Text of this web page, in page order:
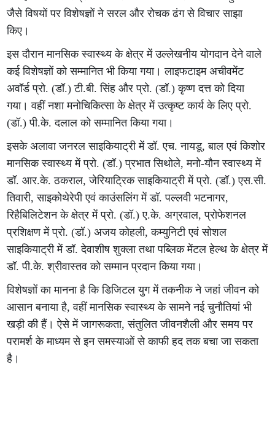
जैसे विषयों पर विशेषज्ञों ने सरल और रोचक ढंग से विचार साझा
किए।
इस दौरान मानसिक स्वास्थ्य के क्षेत्र में उल्लेखनीय योगदान देने वाले
कई विशेषज्ञों को सम्मानित भी किया गया। लाइफटाइम अचीवमेंट
अवॉर्ड प्रो. (डॉ.) टी.बी. सिंह और प्रो. (डॉ.) कृष्ण दत्त को दिया
गया। वहीं नशा मनोचिकित्सा के क्षेत्र में उत्कृष्ट कार्य के लिए प्रो.
(डॉ.) पी.के. दलाल को सम्मानित किया गया।
इसके अलावा जनरल साइकियाट्री में डॉ. एच. नायडू, बाल एवं किशोर
मानसिक स्वास्थ्य में प्रो. (डॉ.) प्रभात सिथोले, मनो-यौन स्वास्थ्य में
डॉ. आर.के. ठकराल, जेरियाट्रिक साइकियाट्री में प्रो. (डॉ.) एस.सी.
तिवारी, साइकोथेरेपी एवं काउंसलिंग में डॉ. पल्लवी भटनागर,
रिहैबिलिटेशन के क्षेत्र में प्रो. (डॉ.) ए.के. अग्रवाल, प्रोफेशनल
प्रशिक्षण में प्रो. (डॉ.) अजय कोहली, कम्युनिटी एवं सोशल
साइकियाट्री में डॉ. देवाशीष शुक्ला तथा पब्लिक मेंटल हेल्थ के क्षेत्र में
डॉ. पी.के. श्रीवास्तव को सम्मान प्रदान किया गया।
विशेषज्ञों का मानना है कि डिजिटल युग में तकनीक ने जहां जीवन को
आसान बनाया है, वहीं मानसिक स्वास्थ्य के सामने नई चुनौतियां भी
खड़ी की हैं। ऐसे में जागरूकता, संतुलित जीवनशैली और समय पर
परामर्श के माध्यम से इन समस्याओं से काफी हद तक बचा जा सकता
है।